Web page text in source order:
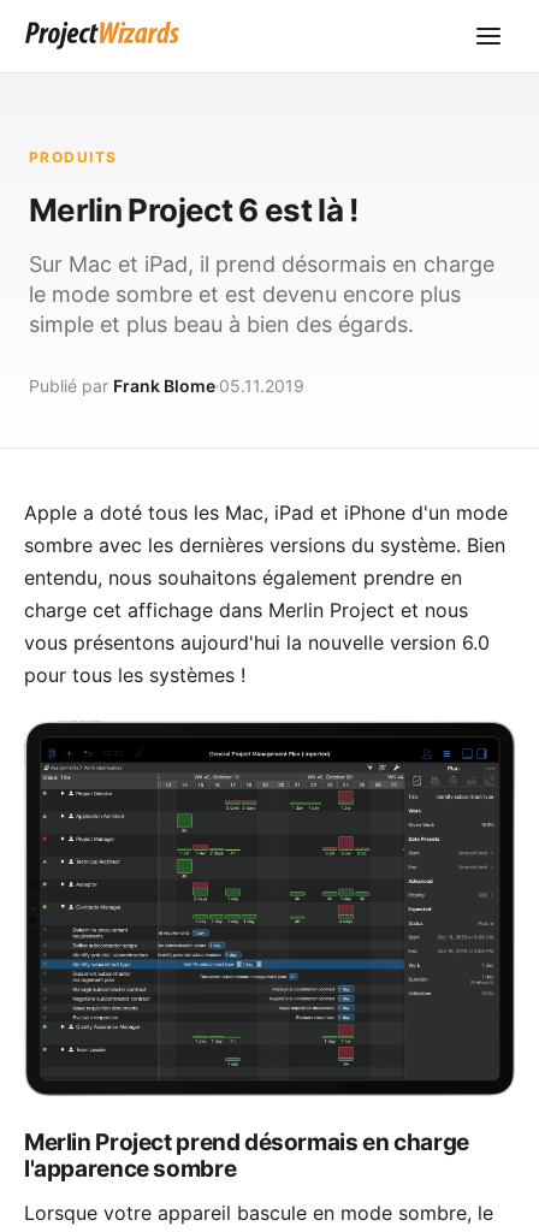
PRODUITS
Merlin Project 6 est là !
Sur Mac et iPad, il prend désormais en charge
le mode sombre et est devenu encore plus
simple et plus beau à bien des égards.
Publié par Frank Blome 05.11.2019
Apple a doté tous les Mac, iPad et iPhone d'un mode
sombre avec les dernières versions du système. Bien
entendu, nous souhaitons également prendre en
charge cet affichage dans Merlin Project et nous
vous présentons aujourd'hui la nouvelle version 6.0
pour tous les systèmes !
Merlin Project prend désormais en charge
l'apparence sombre
Lorsque votre appareil bascule en mode sombre, le